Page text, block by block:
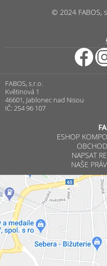
© 2024 FABOS,
FABOS, s.r.o.
Květinová 1
46601, Jablonec nad Nisou
IČ: 254 96 107
ESHOP
NAPSAT
NAŠE